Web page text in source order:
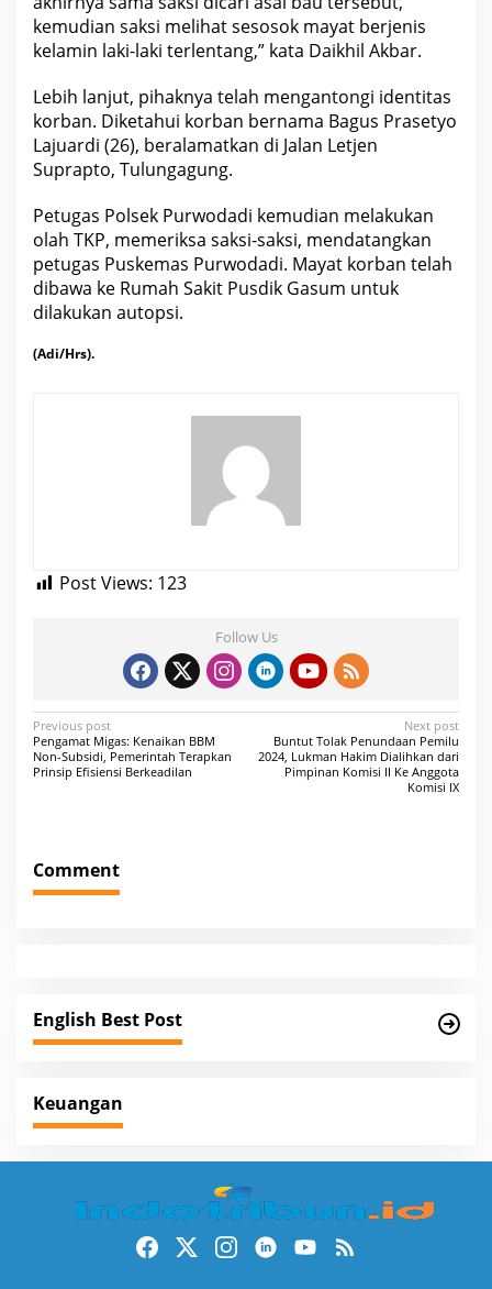
kemudian saksi melihat sesosok mayat berjenis
kelamin laki-laki terlentang,” kata Daikhil Akbar.
Lebih lanjut, pihaknya telah mengantongi identitas
korban. Diketahui korban bernama Bagus Prasetyo
Lajuardi (26), beralamatkan di Jalan Letjen
Suprapto, Tulungagung.
Petugas Polsek Purwodadi kemudian melakukan
olah TKP, memeriksa saksi-saksi, mendatangkan
petugas Puskemas Purwodadi. Mayat korban telah
dibawa ke Rumah Sakit Pusdik Gasum untuk
dilakukan autopsi.
(Adi/Hrs).
Post Views: 123
Follow Us
P
o
n
a
a
t
o
n
Previous post
Pengamat Migas: Kenaikan BBM
Non-Subsidi, Pemerintah Terapkan
Prinsip Efisiensi Berkeadilan
Next post
Buntut Tolak Penundaan Pemilu
2024, Lukman Hakim Dialihkan dari
Pimpinan Komisi II Ke Anggota
Komisi IX
Comment
English Best Post
Keuangan